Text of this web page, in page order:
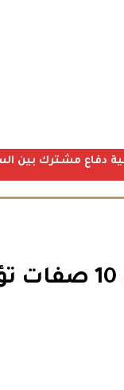
دفاع مشترك بين